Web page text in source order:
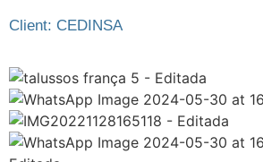
Client: CEDINSA